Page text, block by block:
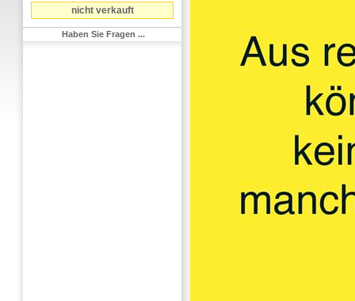
nicht verkauft
Haben Sie Fragen ...